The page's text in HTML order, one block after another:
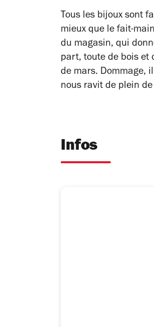
Tous les bijoux sont
mieux que le fait-
du magasin, qui
part, toute de bois et
de mars. Dommage,
nous ravit de plein
Infos